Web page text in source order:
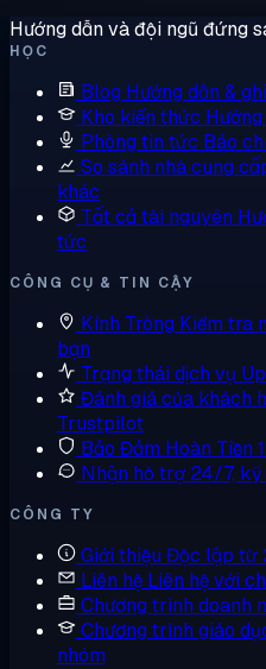
Hướng dẫn và đội ngũ đứng
HỌC
Blog Hướng dẫn &
Kho kiến thức
Phòng tin tức Báo
So sánh nhà cung
khác
Tất cả tài nguyên
tức
CÔNG CỤ & TIN CẬY
Kính Tròng Kiểm tra
bạn
Trạng thái dịch vụ
Đánh giá của khách
Trustpilot
Bảo Đảm Hoàn Tiền
Nhận hỗ trợ 24/7,
CÔNG TY
Giới thiệu Độc lập từ
Liên hệ Liên hệ với
Chương trình doanh
Chương trình giáo
nhóm